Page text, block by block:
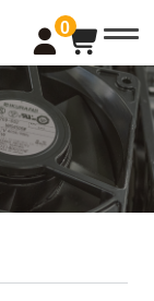
0
t
o
g
l
e
a
v
i
g
a
n